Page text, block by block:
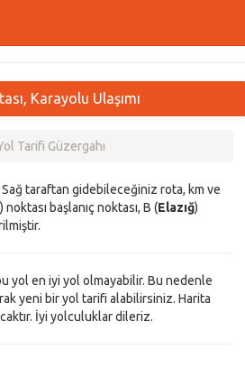
Karayolu Ulaşımı
Tarifi Güzergahı
Sağ taraftan gidebileceğiniz rota, km ve
) noktası başlanıç noktası, B (Elazığ)
yol en iyi yol olmayabilir. Bu nedenle
yeni bir yol tarifi alabilirsiniz. Harita
İyi yolculuklar dileriz.